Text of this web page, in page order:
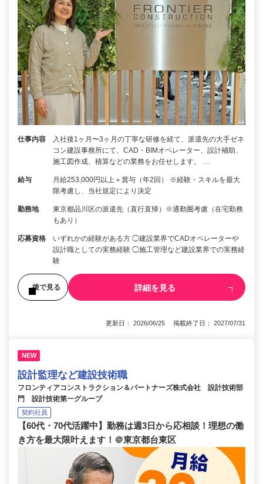
仕事内容
入社後1ヶ月〜3ヶ月の丁寧な研修を経て、派遣先の大手ゼネ
コン建設事務所にて、CAD・BIMオペレーター、設計補助、
施工図作成、積算などの業務をお任せします。 …
給与
月給253,000円以上＋賞与（年2回） ※経験・スキルを最大
限考慮し、当社規定により決定
勤務地
東京都品川区の派遣先（直行直帰）※通勤圏考慮（在宅勤務
もあり）
応募資格
いずれかの経験がある方 ◯建設業界でCADオペレーターや
設計職としての実務経験 ◯施工管理など建設業界での実務経
験
後で見る 詳細を見る
更新日： 2026/06/25 掲載終了日： 2027/07/31
NEW
設計監理など建設技術職
フロンティアコンストラクション＆パートナーズ株式会社 設計技術部
門 設計技術第一グループ
契約社員
【60代・70代活躍中】勤務は週3日から応相談！理想の働
き方を最大限叶えます！＠東京都台東区